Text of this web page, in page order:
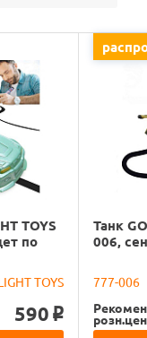
TOYS
по
TOYS
590 o
Танк
006,
777-006